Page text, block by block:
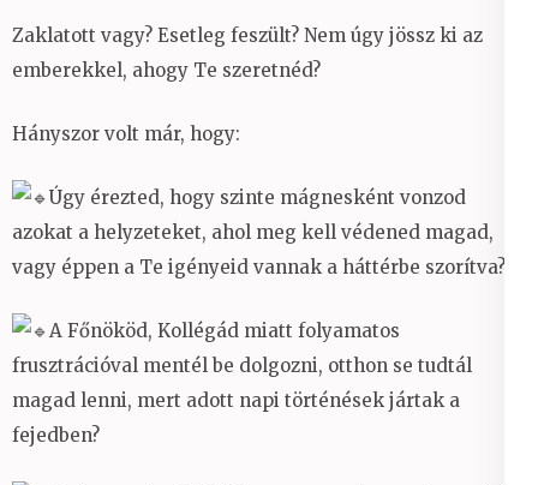
Zaklatott vagy? Esetleg feszült? Nem úgy jössz ki az
emberekkel, ahogy Te szeretnéd?
Hányszor volt már, hogy:
Úgy érezted, hogy szinte mágnesként vonzod
azokat a helyzeteket, ahol meg kell védened magad,
vagy éppen a Te igényeid vannak a háttérbe szorítva?
A Főnököd, Kollégád miatt folyamatos
frusztrációval mentél be dolgozni, otthon se tudtál
magad lenni, mert adott napi történések jártak a
fejedben?